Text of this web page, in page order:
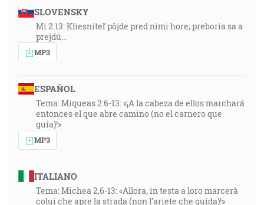
SLOVENSKY
Mi 2:13: Kliesniteľ pôjde pred nimi hore; preboria sa a
prejdú…
MP3
ESPAÑOL
Tema: Miqueas 2:6-13: «¡A la cabeza de ellos marchará
entonces el que abre camino (no el carnero que
guía)!»
MP3
ITALIANO
Tema: Michea 2,6-13: «Allora, in testa a loro marcerà
colui che apre la strada (non l’ariete che guida)!»